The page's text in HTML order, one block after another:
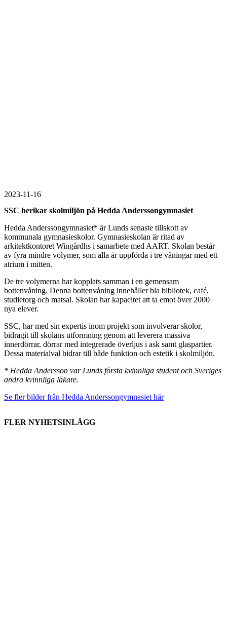
2023-11-16
SSC berikar skolmiljön på Hedda Anderssongymnasiet
Hedda Anderssongymnasiet* är Lunds senaste tillskott av
kommunala gymnasieskolor. Gymnasieskolan är ritad av
arkitektkontoret Wingårdhs i samarbete med AART. Skolan består
av fyra mindre volymer, som alla är uppförda i tre våningar med ett
atrium i mitten.
De tre volymerna har kopplats samman i en gemensam
bottenvåning. Denna bottenvåning innehåller bla bibliotek, café,
studietorg och matsal. Skolan har kapacitet att ta emot över 2000
nya elever.
SSC, har med sin expertis inom projekt som involverar skolor,
bidragit till skolans utformning genom att leverera massiva
innerdörrar, dörrar med integrerade överljus i ask samt glaspartier.
Dessa materialval bidrar till både funktion och estetik i skolmiljön.
* Hedda Andersson var Lunds första kvinnliga student och Sveriges
andra kvinnliga läkare.
Se fler bilder från Hedda Anderssongymnasiet här
FLER NYHETSINLÄGG